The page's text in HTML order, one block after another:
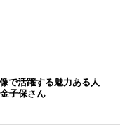
で活躍する魅力ある人
子保さん